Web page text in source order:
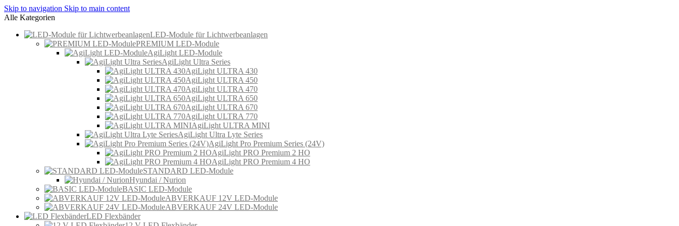
Skip to navigation Skip to main content
Alle Kategorien
LED-Module für Lichtwerbeanlagen
PREMIUM LED-Module
AgiLight LED-Module
AgiLight Ultra Series
AgiLight ULTRA 430
AgiLight ULTRA 450
AgiLight ULTRA 470
AgiLight ULTRA 650
AgiLight ULTRA 670
AgiLight ULTRA 770
AgiLight ULTRA MINI
AgiLight Ultra Lyte Series
AgiLight Pro Premium Series (24V)
AgiLight PRO Premium 2 HO
AgiLight PRO Premium 4 HO
STANDARD LED-Module
Hyundai / Nurion
BASIC LED-Module
ABVERKAUF 12V LED-Module
ABVERKAUF 24V LED-Module
LED Flexbänder